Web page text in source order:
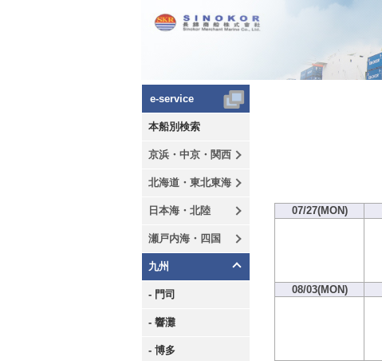
e-service
本船別検索
京浜・中京・関西
北海道・東北東海
日本海・北陸
瀬戸内海・四国
九州
- 門司
- 響灘
- 博多
07/27(MON)
08/03(MON)